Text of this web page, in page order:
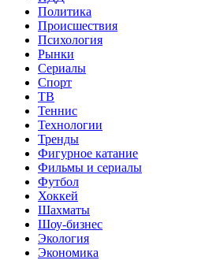
Политика
Происшествия
Психология
Рынки
Сериалы
Спорт
ТВ
Теннис
Технологии
Тренды
Фигурное катание
Фильмы и сериалы
Футбол
Хоккей
Шахматы
Шоу-бизнес
Экология
Экономика